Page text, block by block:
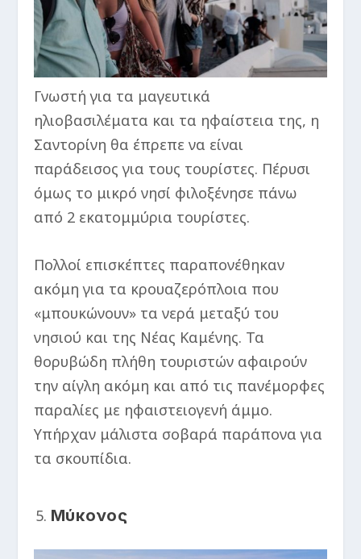
Γνωστή για τα μαγευτικά
ηλιοβασιλέματα και τα ηφαίστεια της, η
Σαντορίνη θα έπρεπε να είναι
παράδεισος για τους τουρίστες. Πέρυσι
όμως το μικρό νησί φιλοξένησε πάνω
από 2 εκατομμύρια τουρίστες.
Πολλοί επισκέπτες παραπονέθηκαν
ακόμη για τα κρουαζερόπλοια που
«μπουκώνουν» τα νερά μεταξύ του
νησιού και της Νέας Καμένης. Τα
θορυβώδη πλήθη τουριστών αφαιρούν
την αίγλη ακόμη και από τις πανέμορφες
παραλίες με ηφαιστειογενή άμμο.
Υπήρχαν μάλιστα σοβαρά παράπονα για
τα σκουπίδια.
Μύκονος